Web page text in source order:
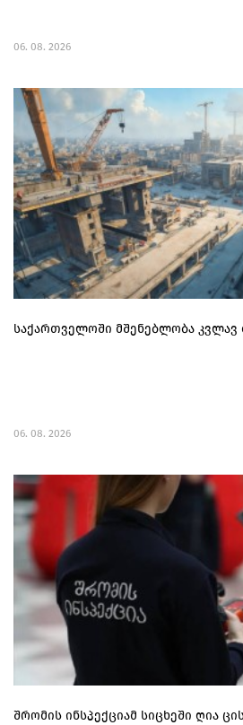
06. 08. 2026
საქართველოში მშენებლობა კვლავ
06. 08. 2026
შრომის ინსპექციამ სიცხეში ღია